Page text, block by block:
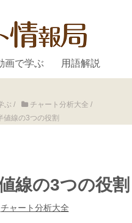
画で学ぶ 用語解説
ぶ / チャート分析大全 /
線の3つの役割
線の3つの役割
チャート分析大全